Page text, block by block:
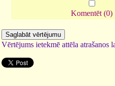
Komentēt (0)
Vērtējums ietekmē attēla atrašanos